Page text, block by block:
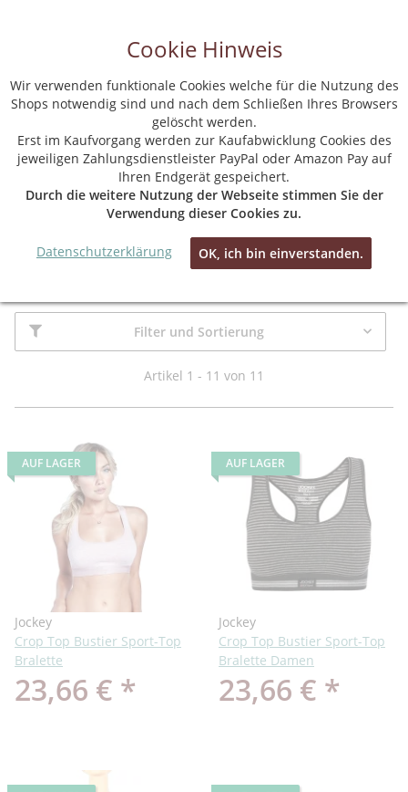
Startseite
Filter und Sortierung
Artikel 1 - 11 von 11
AUF LAGER
Jockey
Crop Top Bustier Sport-Top
Bralette
23,66 € *
AUF LAGER
Jockey
Crop Top Bustier Sport-Top
Bralette Damen
23,66 € *
Cookie Hinweis
Wir verwenden funktionale Cookies welche für die Nutzung des
Shops notwendig sind und nach dem Schließen Ihres Browsers
gelöscht werden.
Erst im Kaufvorgang werden zur Kaufabwicklung Cookies des
jeweiligen Zahlungsdienstleister PayPal oder Amazon Pay auf
Ihren Endgerät gespeichert.
Durch die weitere Nutzung der Webseite stimmen Sie der
Verwendung dieser Cookies zu.
Datenschutzerklärung OK, ich bin einverstanden.